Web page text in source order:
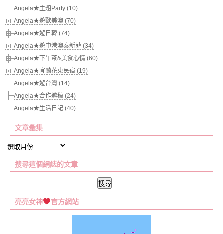
Angela★主題Party (10)
Angela★遊歐美澳 (70)
Angela★遊日韓 (74)
Angela★遊中港澳泰新菲 (34)
Angela★下午茶&美食心情 (60)
Angela★宜蘭花東民宿 (19)
Angela★遊台灣 (14)
Angela★合作邀稿 (24)
Angela★生活日記 (40)
文章彙集
文
彙
搜尋這個網誌的文章
關
亮亮女神 官方網站